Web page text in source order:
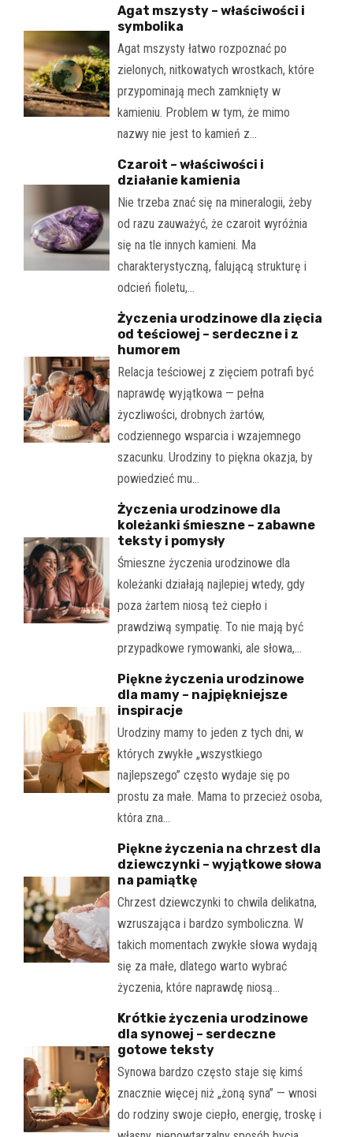
Agat mszysty – właściwości i
symbolika
Agat mszysty łatwo rozpoznać po
zielonych, nitkowatych wrostkach, które
przypominają mech zamknięty w
kamieniu. Problem w tym, że mimo
nazwy nie jest to kamień z…
Czaroit – właściwości i
działanie kamienia
Nie trzeba znać się na mineralogii, żeby
od razu zauważyć, że czaroit wyróżnia
się na tle innych kamieni. Ma
charakterystyczną, falującą strukturę i
odcień fioletu,…
Życzenia urodzinowe dla zięcia
od teściowej – serdeczne i z
humorem
Relacja teściowej z zięciem potrafi być
naprawdę wyjątkowa — pełna
życzliwości, drobnych żartów,
codziennego wsparcia i wzajemnego
szacunku. Urodziny to piękna okazja, by
powiedzieć mu…
Życzenia urodzinowe dla
koleżanki śmieszne – zabawne
teksty i pomysły
Śmieszne życzenia urodzinowe dla
koleżanki działają najlepiej wtedy, gdy
poza żartem niosą też ciepło i
prawdziwą sympatię. To nie mają być
przypadkowe rymowanki, ale słowa,…
Piękne życzenia urodzinowe
dla mamy – najpiękniejsze
inspiracje
Urodziny mamy to jeden z tych dni, w
których zwykłe „wszystkiego
najlepszego” często wydaje się po
prostu za małe. Mama to przecież osoba,
która zna…
Piękne życzenia na chrzest dla
dziewczynki – wyjątkowe słowa
na pamiątkę
Chrzest dziewczynki to chwila delikatna,
wzruszająca i bardzo symboliczna. W
takich momentach zwykłe słowa wydają
się za małe, dlatego warto wybrać
życzenia, które naprawdę niosą…
Krótkie życzenia urodzinowe
dla synowej – serdeczne
gotowe teksty
Synowa bardzo często staje się kimś
znacznie więcej niż „żoną syna” — wnosi
do rodziny swoje ciepło, energię, troskę i